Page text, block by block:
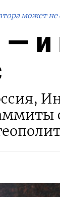
может не
и